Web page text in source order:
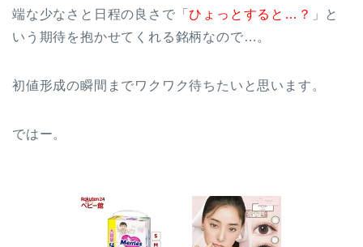
端な少なさと日程の良さで「ひょっとすると…？
」と
いう期待を抱かせてくれる銘柄なので…。
初値形成の瞬間までワクワク待ちたいと思います。
ではー。